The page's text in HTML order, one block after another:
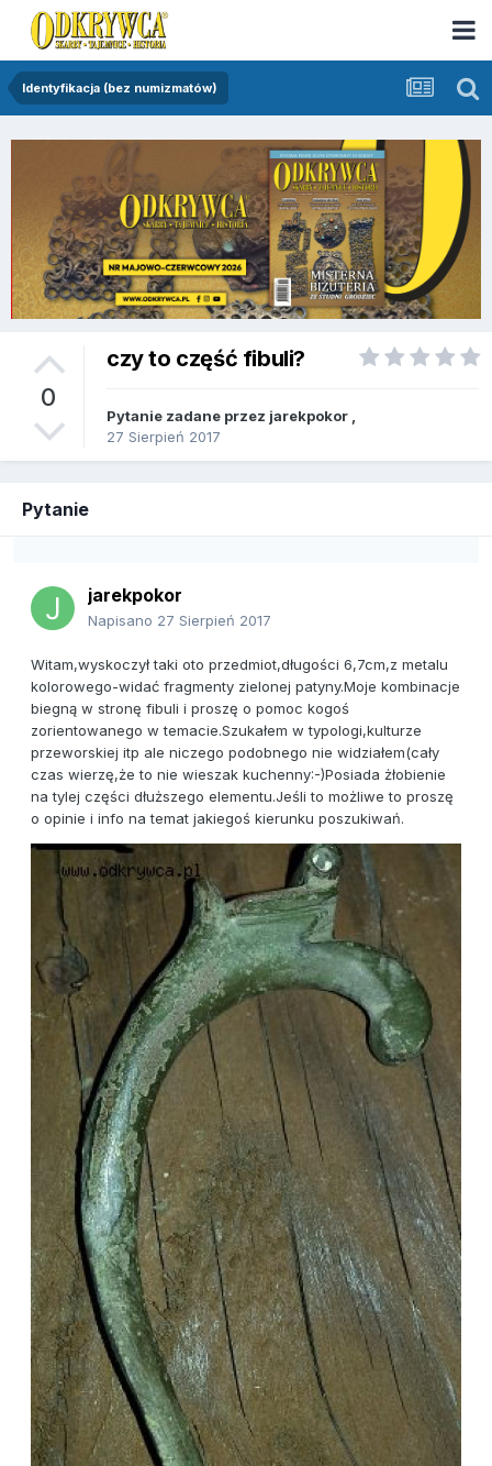
Identyfikacja (bez numizmatów)
0
czy to część fibuli?
Pytanie zadane przez jarekpokor
27 Sierpień 2017
Pytanie
jarekpokor
Napisano 27 Sierpień 2017
Witam,wyskoczył taki oto przedmiot,długości 6,7cm,z metalu
kolorowego-widać fragmenty zielonej patyny.Moje kombinacje
biegną w stronę fibuli i proszę o pomoc kogoś
zorientowanego w temacie.Szukałem w typologi,kulturze
przeworskiej itp ale niczego podobnego nie widziałem(cały
czas wierzę,że to nie wieszak kuchenny:-)Posiada żłobienie
na tylej części dłuższego elementu.Jeśli to możliwe to proszę
o opinie i info na temat jakiegoś kierunku poszukiwań.